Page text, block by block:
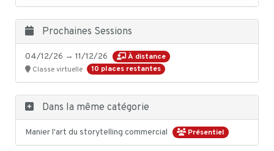
Prochaines Sessions
04/12/26 → 11/12/26
À distance
Classe virtuelle
10 places restantes
Dans la même catégorie
Manier l'art du storytelling commercial Présentiel